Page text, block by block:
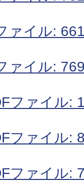
ァイル:
ァイル:
ファイル:
ファイル:
ファイル: